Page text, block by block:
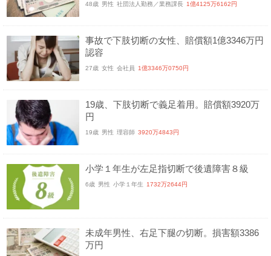
48歳 男性 社団法人勤務／業務課長 1億4125万6162円
事故で下肢切断の女性、賠償額1億3346万円
認容
27歳 女性 会社員 1億3346万0750円
19歳、下肢切断で義足着用。賠償額3920万
円
19歳 男性 理容師 3920万4843円
小学１年生が左足指切断で後遺障害８級
6歳 男性 小学１年生 1732万2644円
未成年男性、右足下腿の切断。損害額3386
万円